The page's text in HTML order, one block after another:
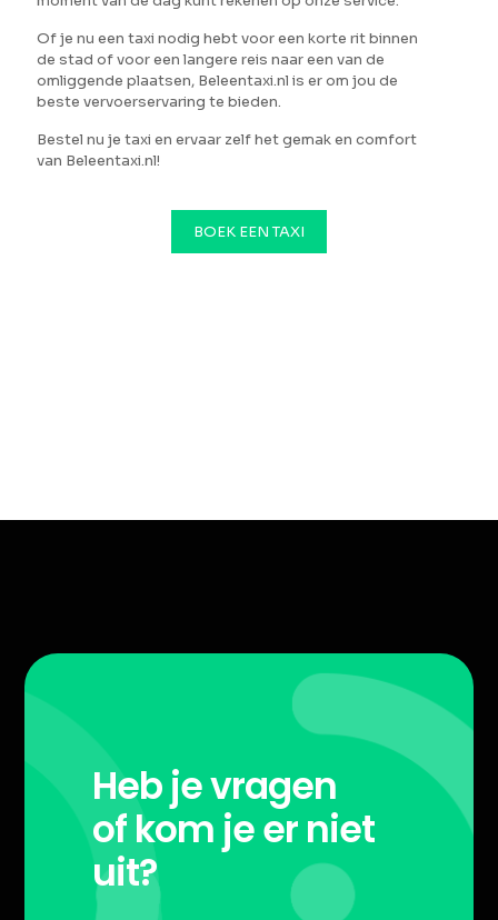
Of je nu een taxi nodig hebt voor een korte rit binnen
de stad of voor een langere reis naar een van de
omliggende plaatsen, Beleentaxi.nl is er om jou de
beste vervoerservaring te bieden.
Bestel nu je taxi en ervaar zelf het gemak en comfort
van Beleentaxi.nl!
BOEK EEN TAXI
Heb je vragen
of kom je er niet
uit?